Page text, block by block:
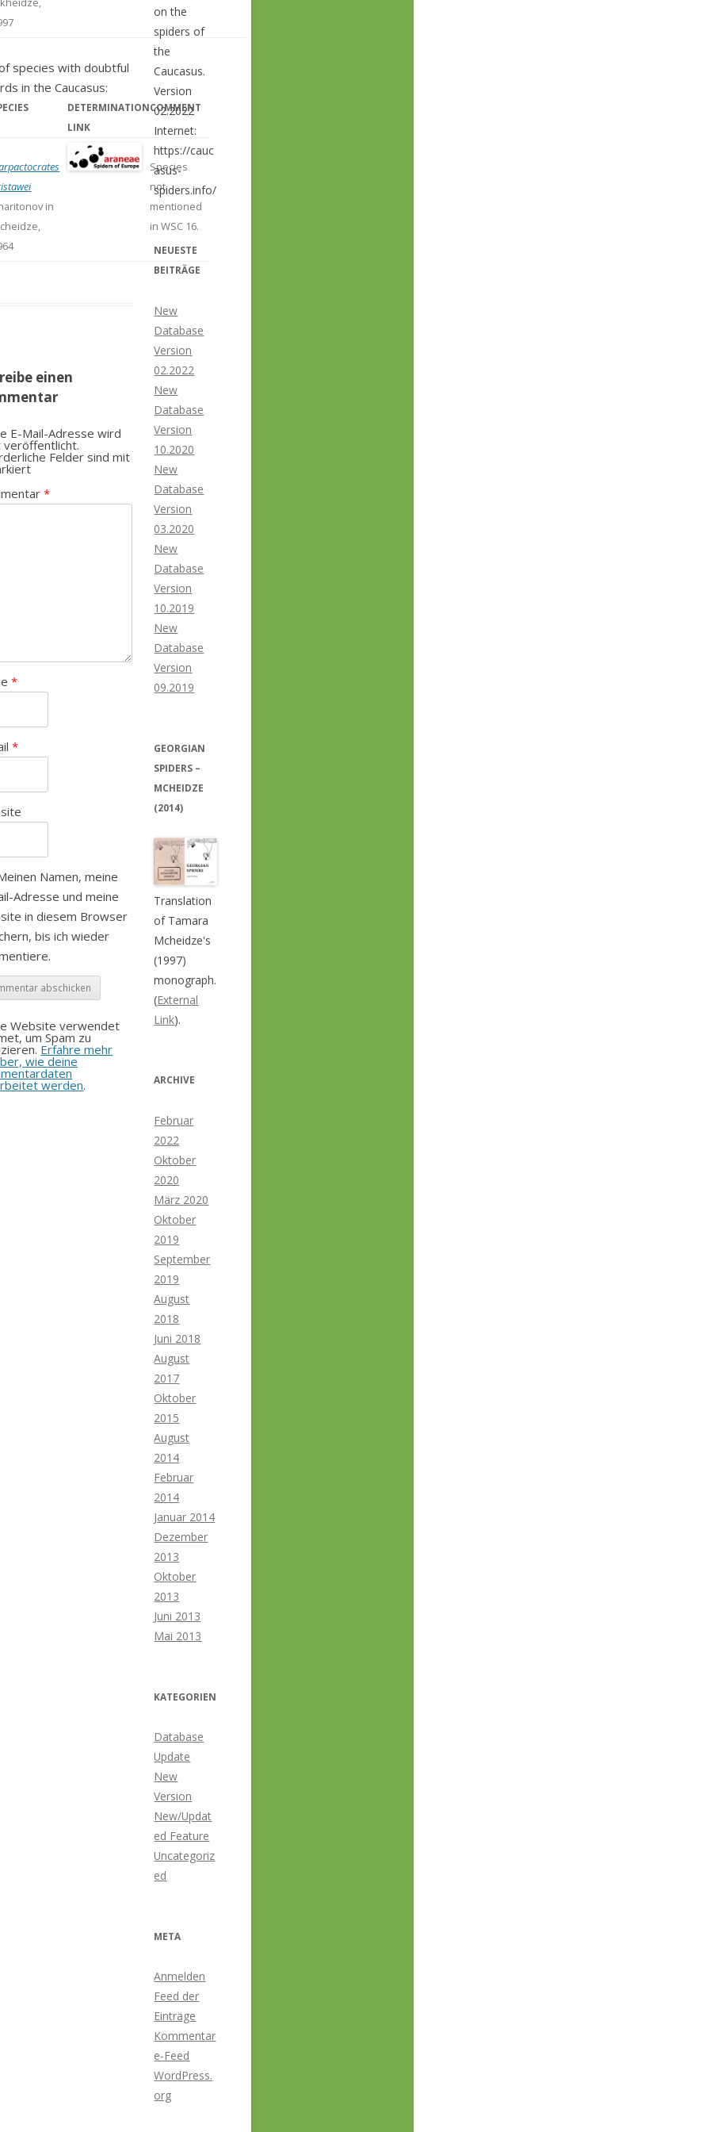
species with doubtful
in the Caucasus:
DETERMINATION
LINK
COMMENT
in
Species
not
mentioned
in WSC 16.
einen
E-Mail-Adresse wird
veröffentlicht.
Felder sind mit
*
*
*
Namen, meine
Adresse und meine
in diesem Browser
bis ich wieder
Website verwendet
um Spam zu
Erfahre mehr
wie deine
werden.
on the
spiders of
the
Caucasus.
Version
02.2022
Internet:
https://cauc
asus-
spiders.info/
NEUESTE
BEITRÄGE
New
Database
Version
02.2022
New
Database
Version
10.2020
New
Database
Version
03.2020
New
Database
Version
10.2019
New
Database
Version
09.2019
GEORGIAN
SPIDERS –
MCHEIDZE
(2014)
Translation
of Tamara
Mcheidze's
(1997)
monograph.
(External
Link).
ARCHIVE
Februar
2022
Oktober
2020
März 2020
Oktober
2019
September
2019
August
2018
Juni 2018
August
2017
Oktober
2015
August
2014
Februar
2014
Januar 2014
Dezember
2013
Oktober
2013
Juni 2013
Mai 2013
KATEGORIEN
Database
Update
New
Version
New/Updat
ed Feature
Uncategoriz
ed
META
Anmelden
Feed der
Einträge
Kommentar
e-Feed
WordPress.
org